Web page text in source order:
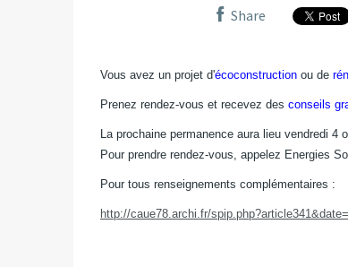
Share
Vous avez un projet d'écoconstruction ou de
Prenez rendez-vous et recevez des conseils
La prochaine permanence aura lieu vendredi 4
Pour prendre rendez-vous, appelez Energies
Pour tous renseignements complémentaires :
http://caue78.archi.fr/